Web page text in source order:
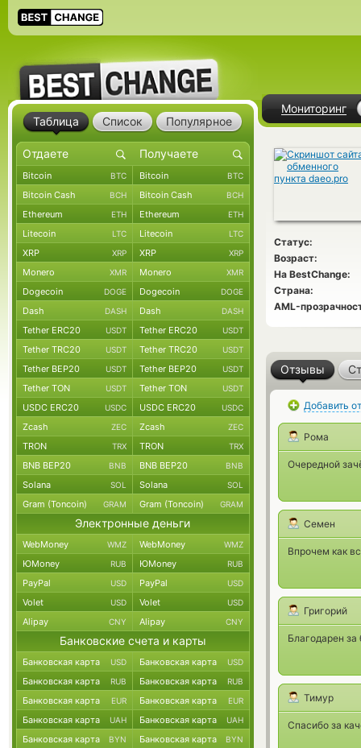
Мониторинг
Статус:
Возраст:
На BestChange:
Страна:
AML-
Отзывы
Добавить
Рома
Очередной
Семен
Впрочем как
Григорий
Благодарен
Тимур
Спасибо за
Таблица Список Популярное
Bitcoin BTC Bitcoin BTC
Bitcoin Cash BCH Bitcoin Cash BCH
Ethereum ETH Ethereum ETH
Litecoin LTC Litecoin LTC
XRP XRP XRP XRP
Monero XMR Monero XMR
Dogecoin DOGE Dogecoin DOGE
Dash DASH Dash DASH
Tether ERC20 USDT Tether ERC20 USDT
Tether TRC20 USDT Tether TRC20 USDT
Tether BEP20 USDT Tether BEP20 USDT
Tether TON USDT Tether TON USDT
USDC ERC20 USDC USDC ERC20 USDC
Zcash ZEC Zcash ZEC
TRON TRX TRON TRX
BNB BEP20 BNB BNB BEP20 BNB
Solana SOL Solana SOL
Gram (Toncoin) GRAM Gram (Toncoin) GRAM
Электронные деньги
WebMoney WMZ WebMoney WMZ
ЮMoney RUB ЮMoney RUB
PayPal USD PayPal USD
Volet USD Volet USD
Alipay CNY Alipay CNY
Банковские счета и карты
Банковская карта USD Банковская карта USD
Банковская карта RUB Банковская карта RUB
Банковская карта EUR Банковская карта EUR
Банковская карта UAH Банковская карта UAH
Банковская карта BYN Банковская карта BYN